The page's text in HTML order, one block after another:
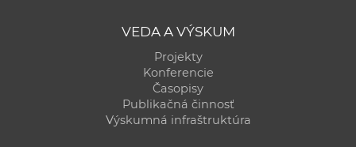
VEDA A VÝSKUM
Projekty
Konferencie
Časopisy
Publikačná činnosť
Výskumná infraštruktúra